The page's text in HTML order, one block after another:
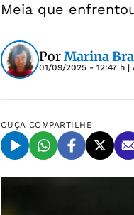
Meia que
PorMarina
01/09/2025 - 12:47 h |
OUÇA COMPARTILHE